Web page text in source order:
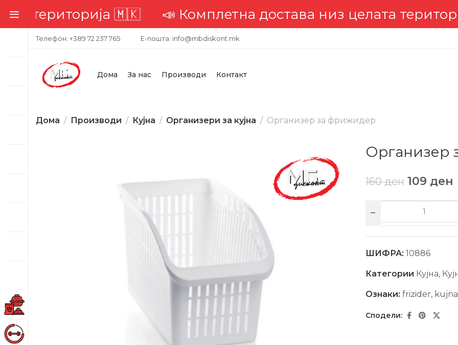
територија 🇲🇰📣 Комплетна достава низ целата
Телефон: +389 72 237 765 Е-пошта: info@mbdiskont.mk
Дома За нас Производи Контакт
Дома Производи Кујна Организери за кујна Организер за фрижидер
Организер
160ден 109 ден
ШИФРА: 10886
Категории Кујна,
Ознаки: frizider, kujna